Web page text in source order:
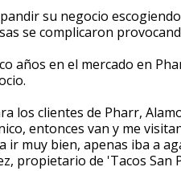
su negocio
se complicaron
años en el mercado en
los clientes de Pharr,
entonces van y me
ir muy bien, apenas iba a
propietario de 'Tacos San